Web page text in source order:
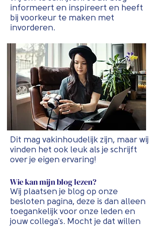
informeert en inspireert en heeft
bij voorkeur te maken met
invorderen.
Dit mag vakinhoudelijk zijn, maar wij
vinden het ook leuk als je schrijft
over je eigen ervaring!
Wie kan mijn blog lezen?
Wij plaatsen je blog op onze
besloten pagina, deze is dan alleen
toegankelijk voor onze leden en
jouw collega's. Mocht je dat willen